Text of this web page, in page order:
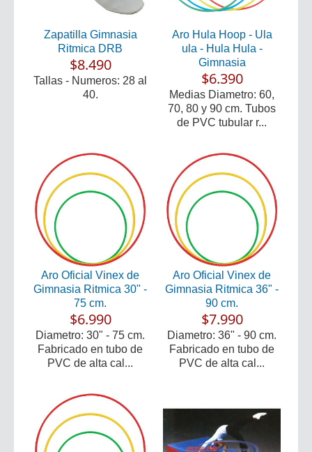
Zapatilla Gimnasia
Ritmica DRB
$8.490
Tallas - Numeros: 28 al
40.
Aro Hula Hoop - Ula
ula - Hula Hula -
Gimnasia
$6.390
Medias Diametro: 60,
70, 80 y 90 cm. Tubos
de PVC tubular r...
Aro Oficial Vinex de
Gimnasia Ritmica 30" -
75 cm.
$6.990
Diametro: 30" - 75 cm.
Fabricado en tubo de
PVC de alta cal...
Aro Oficial Vinex de
Gimnasia Ritmica 36" -
90 cm.
$7.990
Diametro: 36" - 90 cm.
Fabricado en tubo de
PVC de alta cal...